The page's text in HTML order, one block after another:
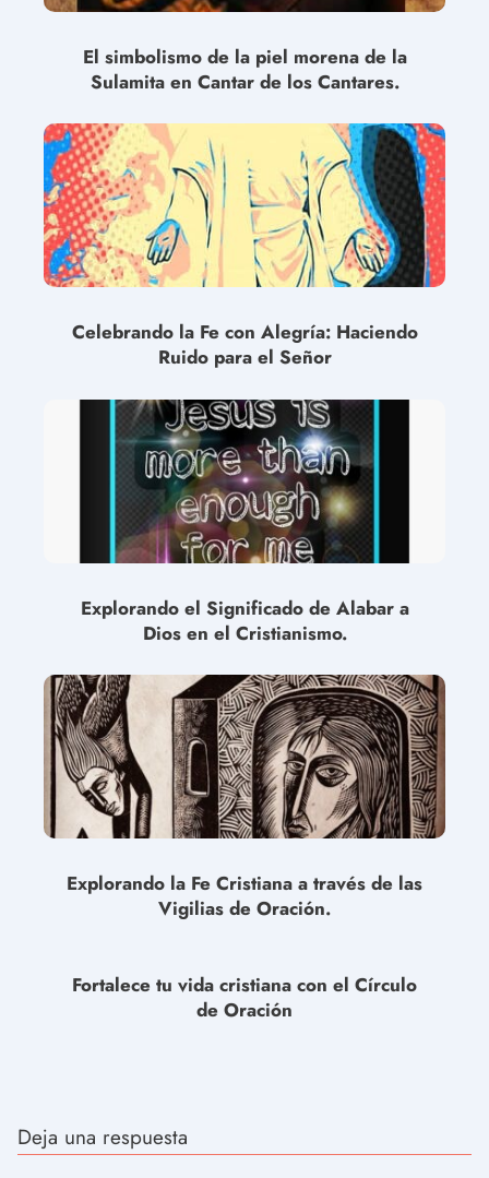
El simbolismo de la piel morena de la
Sulamita en Cantar de los Cantares.
Celebrando la Fe con Alegría: Haciendo
Ruido para el Señor
Explorando el Significado de Alabar a
Dios en el Cristianismo.
Explorando la Fe Cristiana a través de las
Vigilias de Oración.
Fortalece tu vida cristiana con el Círculo
de Oración
Deja una respuesta